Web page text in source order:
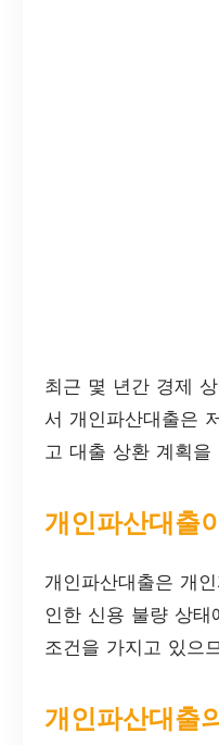
최근 몇 년간 경제
서 개인파산대출은
고 대출 상환 계획을
개인파산대출
개인파산대출은 개
인한 신용 불량 상
조건을 가지고 있으
개인파산대출